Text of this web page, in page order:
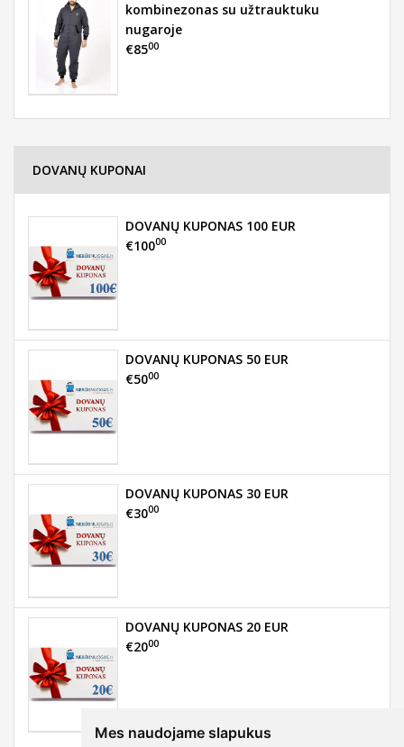
Mes naudojame slapukus
kombinezonas su užtrauktuku
nugaroje
€8500
DOVANŲ KUPONAI
DOVANŲ KUPONAS 100 EUR
€10000
DOVANŲ KUPONAS 50 EUR
€5000
DOVANŲ KUPONAS 30 EUR
€3000
DOVANŲ KUPONAS 20 EUR
€2000